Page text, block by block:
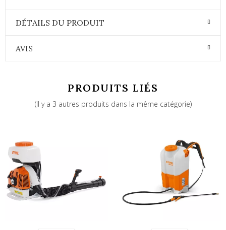
DÉTAILS DU PRODUIT
AVIS
PRODUITS LIÉS
(Il y a 3 autres produits dans la même catégorie)